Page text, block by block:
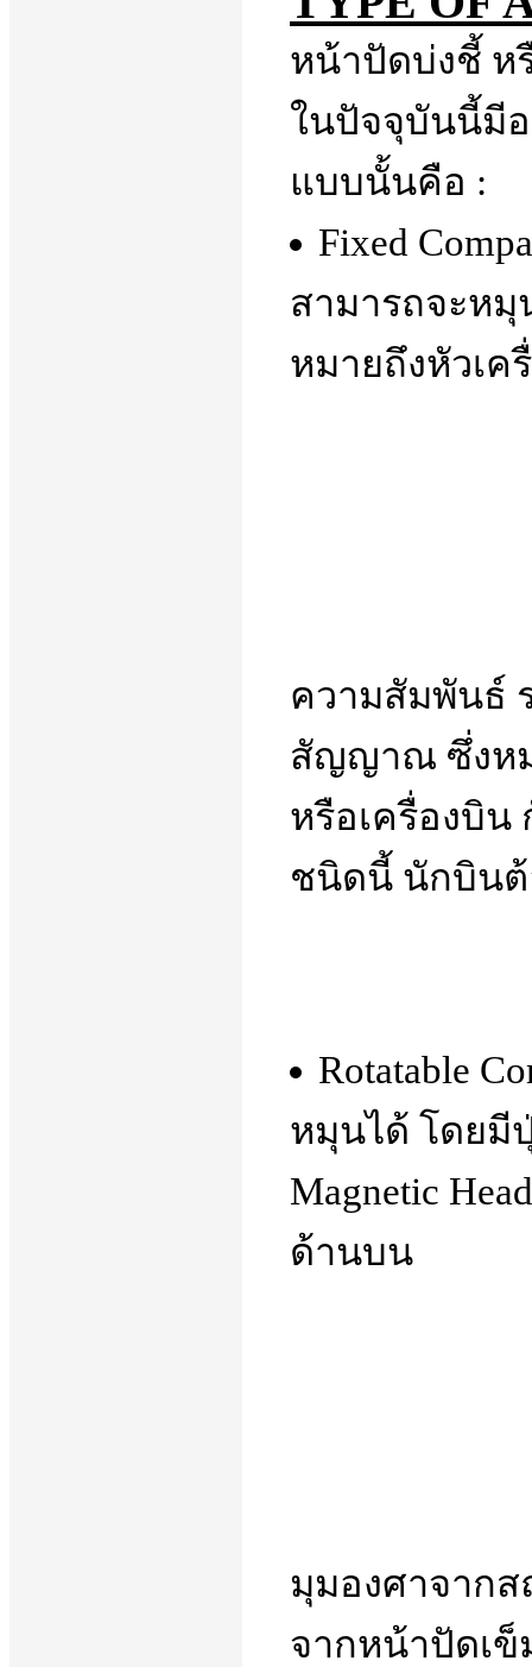
หน้าปัดบ่งชี้ ห
ในปัจจุบันนี้มี
แบบนั้นคือ :
Fixed
สามารถจะหมุ
หมายถึงหัวเค
ความสัมพันธ์
สัญญาณ ซึ่งหม
หรือเครื่องบิน
ชนิดนี้ นักบินต้
Rotatable
หมุนได้ โดยมี
Magnetic
ด้านบน
มุมองศาจากส
จากหน้าปัดเ